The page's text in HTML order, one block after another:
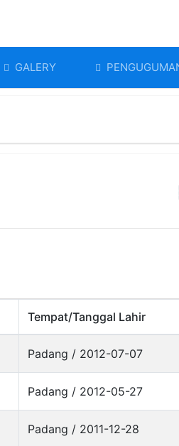
GALERY
Tempat/Tanggal Lahir
Padang / 2012-07-07
Padang / 2012-05-27
Padang / 2011-12-28